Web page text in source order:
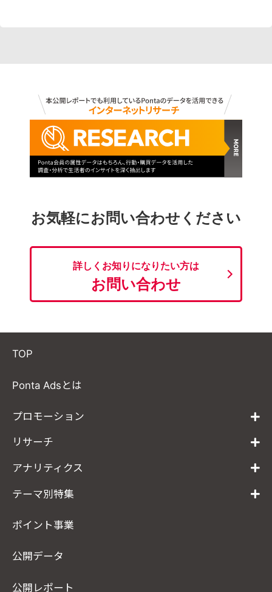
お気軽にお問い合わせください
詳しくお知りになりたい方は
お問い合わせ
TOP
Ponta Adsとは
プロモーション
リサーチ
アナリティクス
テーマ別特集
ポイント事業
公開データ
公開レポート